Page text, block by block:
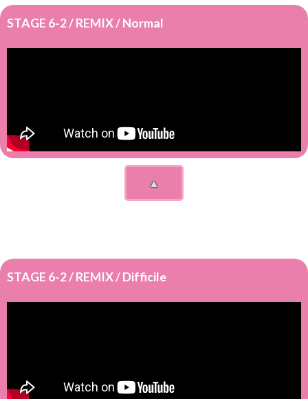
STAGE 6-2 / REMIX / Normal
▲
STAGE 6-2 / REMIX / Difficile